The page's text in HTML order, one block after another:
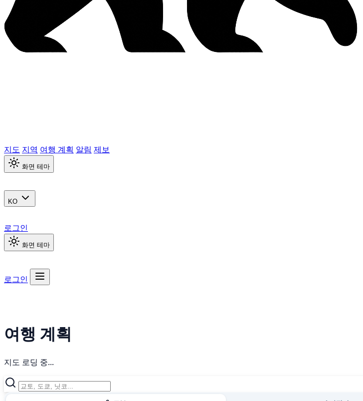
지도 지역 여행 계획 알림 제보
화면 테마
KO
로그인
화면 테마
로그인
여행 계획
지도 로딩 중...